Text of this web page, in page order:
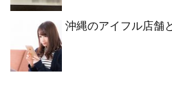
沖縄のアイフル店舗